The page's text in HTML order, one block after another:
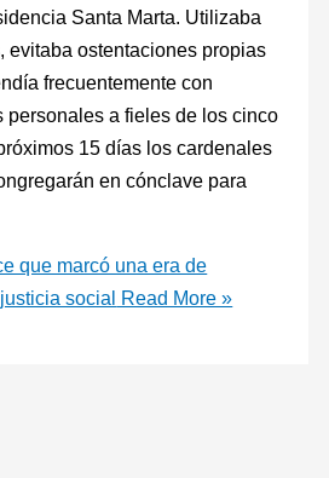
Santa Marta. Utilizaba
evitaba ostentaciones propias
frecuentemente con
personales a fieles de los cinco
15 días los cardenales
en cónclave para
que marcó una era de
social Read More »